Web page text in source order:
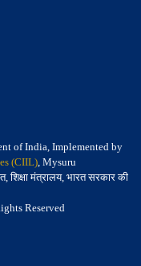
of India, Implemented by
(CIIL), Mysuru
शिक्षा मंत्रालय, भारत सरकार की
Reserved